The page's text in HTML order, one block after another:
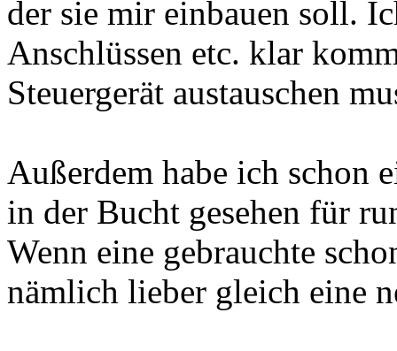
der sie mir einbauen soll.
Anschlüssen etc. klar
Steuergerät austauschen
Außerdem habe ich schon
in der Bucht gesehen für
Wenn eine gebrauchte
nämlich lieber gleich eine